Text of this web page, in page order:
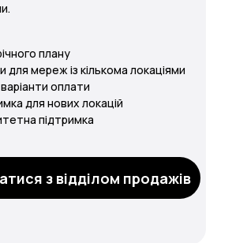
з відділом продажів
плану
для мереж із кількома локаціями
варіанти оплати
для нових локацій
підтримка